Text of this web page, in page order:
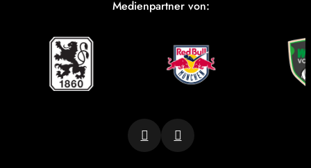
Medienpartner von: